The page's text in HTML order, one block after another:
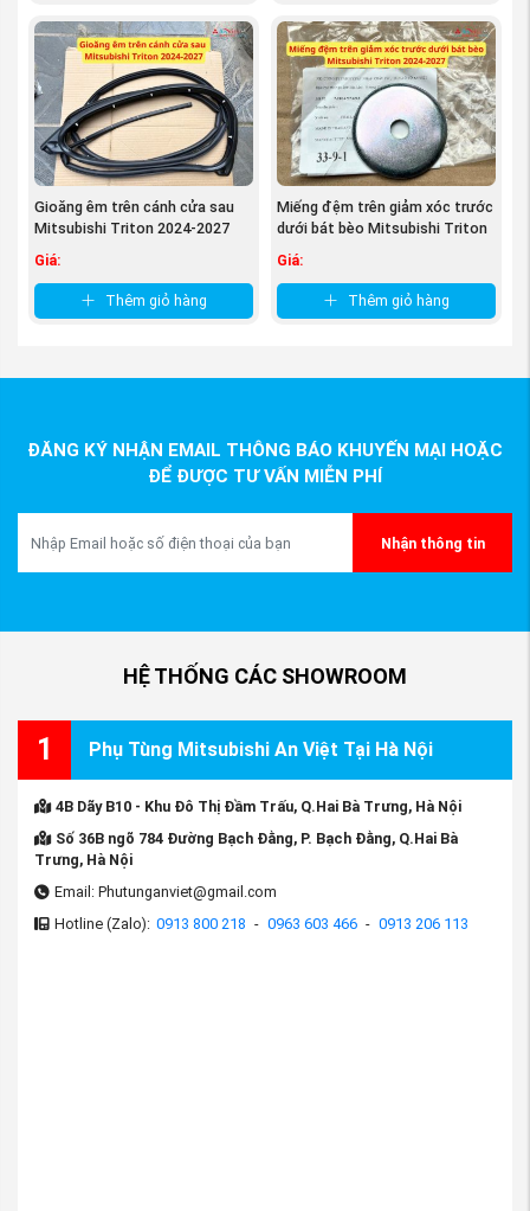
Gioăng êm trên cánh cửa sau
Mitsubishi Triton 2024-2027
Giá:
Thêm giỏ hàng
Miếng đệm trên giảm xóc trước
dưới bát bèo Mitsubishi Triton
Giá:
Thêm giỏ hàng
ĐĂNG KÝ NHẬN EMAIL THÔNG BÁO KHUYẾN MẠI HOẶC
ĐỂ ĐƯỢC TƯ VẤN MIỄN PHÍ
Nhận thông tin
HỆ THỐNG CÁC SHOWROOM
1 Phụ Tùng Mitsubishi An Việt Tại Hà Nội
4B Dãy B10 - Khu Đô Thị Đầm Trấu, Q.Hai Bà Trưng, Hà Nội
Số 36B ngõ 784 Đường Bạch Đằng, P. Bạch Đằng, Q.Hai Bà
Trưng, Hà Nội
Email: Phutunganviet@gmail.com
Hotline (Zalo): 0913 800 218 - 0963 603 466 - 0913 206 113